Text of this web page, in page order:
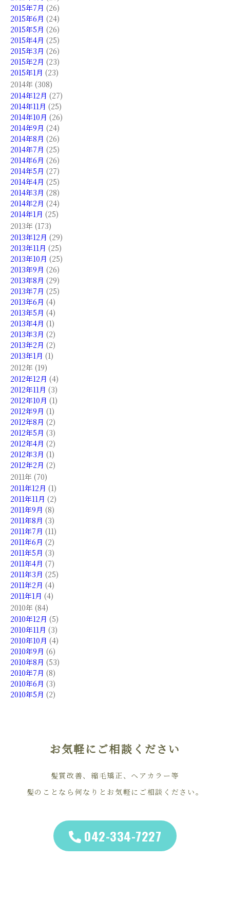
2015年7月 (26)
2015年6月 (24)
2015年5月 (26)
2015年4月 (25)
2015年3月 (26)
2015年2月 (23)
2015年1月 (23)
2014年 (308)
2014年12月 (27)
2014年11月 (25)
2014年10月 (26)
2014年9月 (24)
2014年8月 (26)
2014年7月 (25)
2014年6月 (26)
2014年5月 (27)
2014年4月 (25)
2014年3月 (28)
2014年2月 (24)
2014年1月 (25)
2013年 (173)
2013年12月 (29)
2013年11月 (25)
2013年10月 (25)
2013年9月 (26)
2013年8月 (29)
2013年7月 (25)
2013年6月 (4)
2013年5月 (4)
2013年4月 (1)
2013年3月 (2)
2013年2月 (2)
2013年1月 (1)
2012年 (19)
2012年12月 (4)
2012年11月 (3)
2012年10月 (1)
2012年9月 (1)
2012年8月 (2)
2012年5月 (3)
2012年4月 (2)
2012年3月 (1)
2012年2月 (2)
2011年 (70)
2011年12月 (1)
2011年11月 (2)
2011年9月 (8)
2011年8月 (3)
2011年7月 (11)
2011年6月 (2)
2011年5月 (3)
2011年4月 (7)
2011年3月 (25)
2011年2月 (4)
2011年1月 (4)
2010年 (84)
2010年12月 (5)
2010年11月 (3)
2010年10月 (4)
2010年9月 (6)
2010年8月 (53)
2010年7月 (8)
2010年6月 (3)
2010年5月 (2)
お気軽にご相談ください
髪質改善、縮毛矯正、ヘアカラー等
髪のことなら何なりとお気軽にご相談ください。
042-334-7227